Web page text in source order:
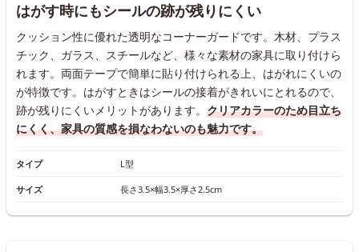
はがす時にもシールの跡が残りにくい
クッション性に優れた透明なコーナーガードです。木材、プラス
チック、ガラス、スチールなど、様々な素材の家具に取り付けら
れます。両面テープで簡単に貼り付けられる上、はがれにくいの
が特徴です。はがすときはシールの接着がきれいにとれるので、
跡が残りにくいメリットがあります。 クリアカラーのため目立ち
にくく、家具の質感を損なわないのも魅力です。
タイプ L型
サイズ 長さ3.5×幅3.5×厚さ2.5cm